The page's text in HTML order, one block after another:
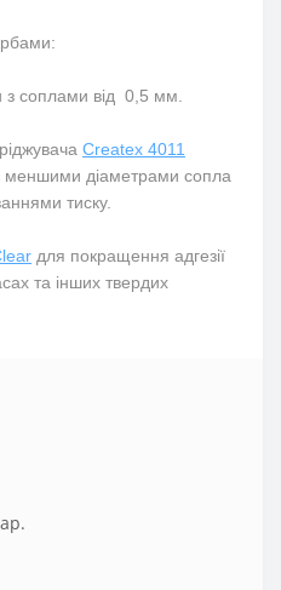
з соплами від 0,5 мм.
Createx 4011
меншими діаметрами сопла
тиску.
для покращення адгезії
та інших твердих